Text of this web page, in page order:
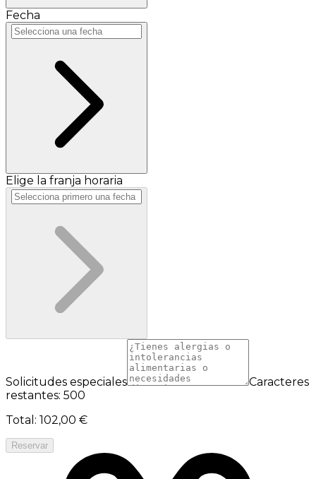
Fecha
Elige la franja horaria
Solicitudes especiales
Caracteres
restantes: 500
Total : 102,00 €
Reservar